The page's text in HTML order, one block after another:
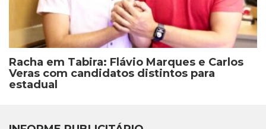
Racha em Tabira: Flávio Marques e Carlos
Veras com candidatos distintos para
estadual